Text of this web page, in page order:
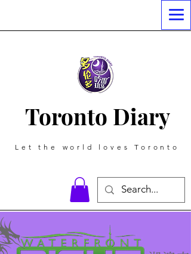
Toronto Diary
Let the world loves Toronto